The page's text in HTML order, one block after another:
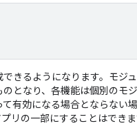
きるようになります。モジ
となり、各機能は個別のモ
有効になる場合とならない
リの一部にすることはできま